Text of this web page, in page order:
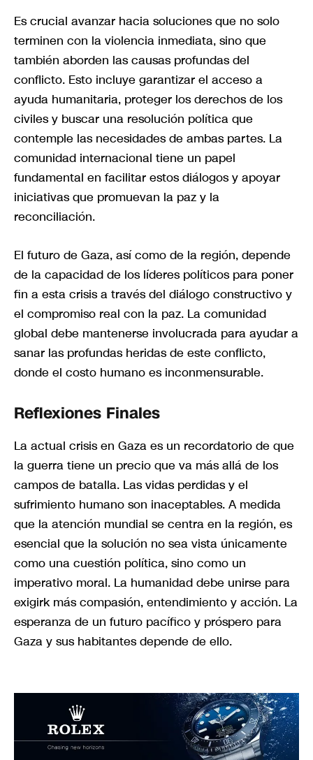
Es crucial avanzar hacia soluciones que no solo
terminen con la violencia inmediata, sino que
también aborden las causas profundas del
conflicto. Esto incluye garantizar el acceso a
ayuda humanitaria, proteger los derechos de los
civiles y buscar una resolución política que
contemple las necesidades de ambas partes. La
comunidad internacional tiene un papel
fundamental en facilitar estos diálogos y apoyar
iniciativas que promuevan la paz y la
reconciliación.
El futuro de Gaza, así como de la región, depende
de la capacidad de los líderes políticos para poner
fin a esta crisis a través del diálogo constructivo y
el compromiso real con la paz. La comunidad
global debe mantenerse involucrada para ayudar a
sanar las profundas heridas de este conflicto,
donde el costo humano es inconmensurable.
Reflexiones Finales
La actual crisis en Gaza es un recordatorio de que
la guerra tiene un precio que va más allá de los
campos de batalla. Las vidas perdidas y el
sufrimiento humano son inaceptables. A medida
que la atención mundial se centra en la región, es
esencial que la solución no sea vista únicamente
como una cuestión política, sino como un
imperativo moral. La humanidad debe unirse para
exigirk más compasión, entendimiento y acción. La
esperanza de un futuro pacífico y próspero para
Gaza y sus habitantes depende de ello.